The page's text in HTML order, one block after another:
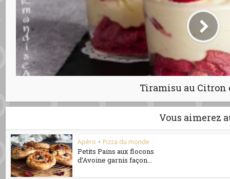
Tiramisu au Citron
Vous aimerez
Apéro • Pizza du monde
Petits Pains aux flocons
d’Avoine garnis façon...